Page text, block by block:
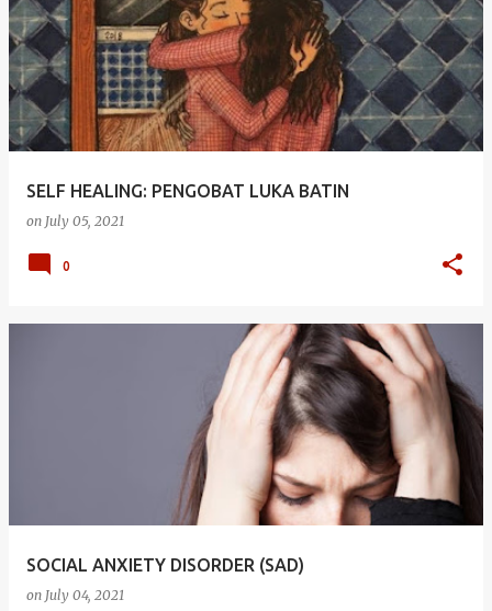
SELF HEALING: PENGOBAT LUKA BATIN
on July 05, 2021
0
SOCIAL ANXIETY DISORDER (SAD)
on July 04, 2021